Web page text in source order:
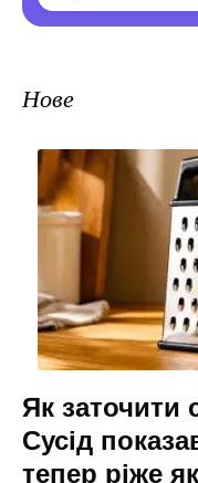
Нове
Як заточити
Сусід
тепер ріже